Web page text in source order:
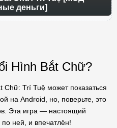
деньги]
Hình Bắt Chữ?
Trí Tuệ может показаться
на Android, но, поверьте, это
Эта игра — настоящий
ней, и впечатлён!